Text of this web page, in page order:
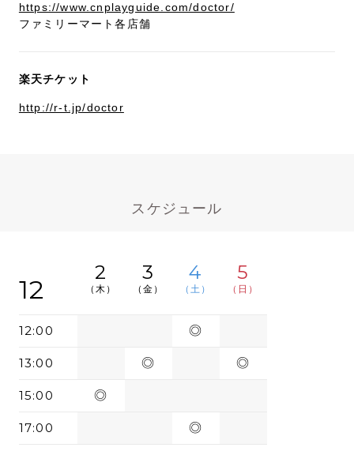
https://www.cnplayguide.com/doctor/
ファミリーマート各店舗
楽天チケット
http://r-t.jp/doctor
スケジュール
12
2
（木）
3
（金）
4
（土）
5
（日）
12:00 ◎
13:00 ◎ ◎
15:00 ◎
17:00 ◎